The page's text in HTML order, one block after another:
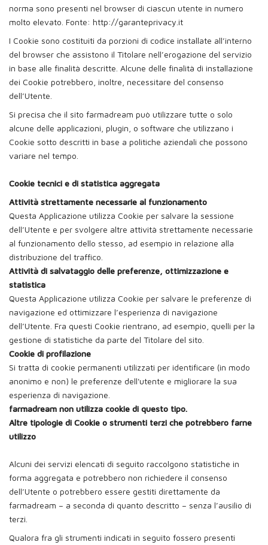
norma sono presenti nel browser di ciascun utente in numero
molto elevato. Fonte: http://garanteprivacy.it
I Cookie sono costituiti da porzioni di codice installate all’interno
del browser che assistono il Titolare nell’erogazione del servizio
in base alle finalità descritte. Alcune delle finalità di installazione
dei Cookie potrebbero, inoltre, necessitare del consenso
dell’Utente.
Si precisa che il sito farmadream può utilizzare tutte o solo
alcune delle applicazioni, plugin, o software che utilizzano i
Cookie sotto descritti in base a politiche aziendali che possono
variare nel tempo.
Cookie tecnici e di statistica aggregata
Attività strettamente necessarie al funzionamento
Questa Applicazione utilizza Cookie per salvare la sessione
dell’Utente e per svolgere altre attività strettamente necessarie
al funzionamento dello stesso, ad esempio in relazione alla
distribuzione del traffico.
Attività di salvataggio delle preferenze, ottimizzazione e
statistica
Questa Applicazione utilizza Cookie per salvare le preferenze di
navigazione ed ottimizzare l’esperienza di navigazione
dell’Utente. Fra questi Cookie rientrano, ad esempio, quelli per la
gestione di statistiche da parte del Titolare del sito.
Cookie di profilazione
Si tratta di cookie permanenti utilizzati per identificare (in modo
anonimo e non) le preferenze dell'utente e migliorare la sua
esperienza di navigazione.
farmadream non utilizza cookie di questo tipo.
Altre tipologie di Cookie o strumenti terzi che potrebbero farne
utilizzo
Alcuni dei servizi elencati di seguito raccolgono statistiche in
forma aggregata e potrebbero non richiedere il consenso
dell’Utente o potrebbero essere gestiti direttamente da
farmadream – a seconda di quanto descritto – senza l’ausilio di
terzi.
Qualora fra gli strumenti indicati in seguito fossero presenti